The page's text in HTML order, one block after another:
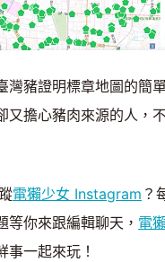
灣豬證明標章地圖的簡
又擔心豬肉來源的人，
電獺少女 Instagram ？
等你來跟編輯聊天， 電
事一起來玩！